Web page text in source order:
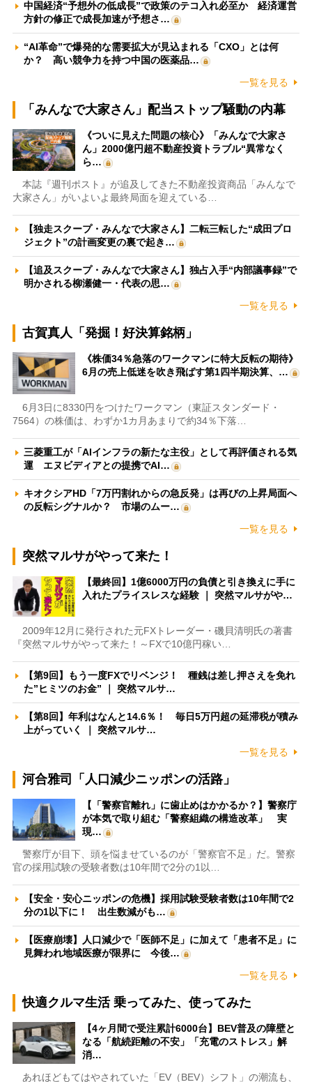
中国経済“予想外の低成長”で政策のテコ入れ必至か 経済運営
方針の修正で成長加速が予想さ…
“AI革命”で爆発的な需要拡大が見込まれる「CXO」とは何
か？ 高い競争力を持つ中国の医薬品…
一覧を見る
「みんなで大家さん」配当ストップ騒動の内幕
《ついに見えた問題の核心》「みんなで大家さ
ん」2000億円超不動産投資トラブル“異常なく
ら…
本誌『週刊ポスト』が追及してきた不動産投資商品「みんなで
大家さん」がいよいよ最終局面を迎えている…
【独走スクープ・みんなで大家さん】二転三転した“成田プロ
ジェクト”の計画変更の裏で起き…
【追及スクープ・みんなで大家さん】独占入手“内部議事録”で
明かされる柳瀬健一・代表の思…
一覧を見る
古賀真人「発掘！好決算銘柄」
《株価34％急落のワークマンに特大反転の期待》
6月の売上低迷を吹き飛ばす第1四半期決算、…
6月3日に8330円をつけたワークマン（東証スタンダード・
7564）の株価は、わずか1カ月あまりで約34％下落…
三菱重工が「AIインフラの新たな主役」として再評価される気
運 エヌビディアとの提携でAI…
キオクシアHD「7万円割れからの急反発」は再びの上昇局面へ
の反転シグナルか？ 市場のムー…
一覧を見る
突然マルサがやって来た！
【最終回】1億6000万円の負債と引き換えに手に
入れたプライスレスな経験 ｜ 突然マルサがや…
2009年12月に発行された元FXトレーダー・磯貝清明氏の著書
『突然マルサがやって来た！～FXで10億円稼い…
【第9回】もう一度FXでリベンジ！ 種銭は差し押さえを免れ
た”ヒミツのお金” ｜ 突然マルサ…
【第8回】年利はなんと14.6％！ 毎日5万円超の延滞税が積み
上がっていく ｜ 突然マルサ…
一覧を見る
河合雅司「人口減少ニッポンの活路」
【「警察官離れ」に歯止めはかかるか？】警察庁
が本気で取り組む「警察組織の構造改革」 実
現…
警察庁が目下、頭を悩ませているのが「警察官不足」だ。警察
官の採用試験の受験者数は10年間で2分の1以…
【安全・安心ニッポンの危機】採用試験受験者数は10年間で2
分の1以下に！ 出生数減がも…
【医療崩壊】人口減少で「医師不足」に加えて「患者不足」に
見舞われ地域医療が限界に 今後…
一覧を見る
快適クルマ生活 乗ってみた、使ってみた
【4ヶ月間で受注累計6000台】BEV普及の障壁と
なる「航続距離の不安」「充電のストレス」解
消…
あれほどもてはやされていた「EV（BEV）シフト」の潮流も、